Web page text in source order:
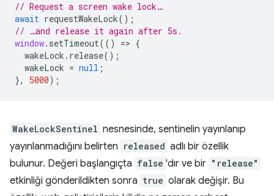
// Request a screen wake lock…
await requestWakeLock();
// …and release it again after 5s.
window. setTimeout(() => {
wakeLock . release();
wakeLock = null ;
},
5000);
WakeLockSentinel nesnesinde, sentinelin yayınlanıp
yayınlanmadığını belirten released adlı bir özellik
bulunur. Değeri başlangıçta false 'dır ve bir "release"
etkinliği gönderildikten sonra true olarak değişir. Bu